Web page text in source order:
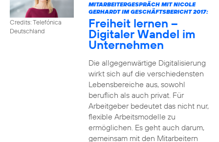
Credits: Telefónica
Deutschland
MITARBEITERGESPRÄCH MIT NICOLE
GERHARDT IM GESCHÄFTSBERICHT 2017:
Freiheit lernen –
Digitaler Wandel im
Unternehmen
Die allgegenwärtige Digitalisierung
wirkt sich auf die verschiedensten
Lebensbereiche aus, sowohl
beruflich als auch privat. Für
Arbeitgeber bedeutet das nicht nur,
flexible Arbeitsmodelle zu
ermöglichen. Es geht auch darum,
gemeinsam mit den Mitarbeitern